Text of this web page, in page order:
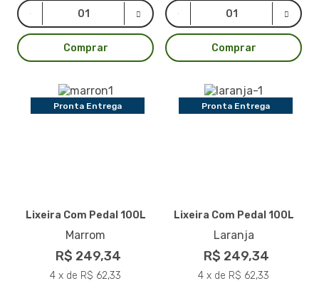
Comprar Comprar
Pronta Entrega
Lixeira Com Pedal 100L
Marrom
R$ 249,34
4 x de R$ 62,33
Pronta Entrega
Lixeira Com Pedal 100L
Laranja
R$ 249,34
4 x de R$ 62,33